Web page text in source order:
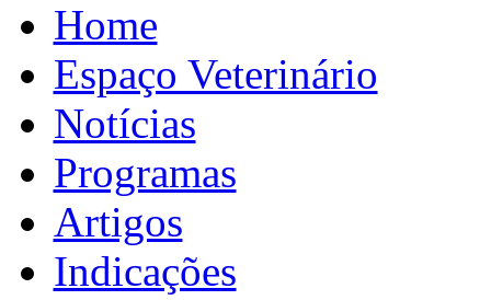
Home
Espaço Veterinário
Notícias
Programas
Artigos
Indicações